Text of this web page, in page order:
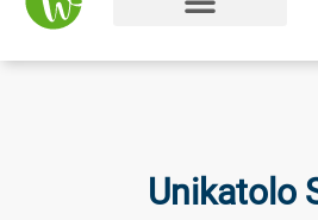
Unikatolo